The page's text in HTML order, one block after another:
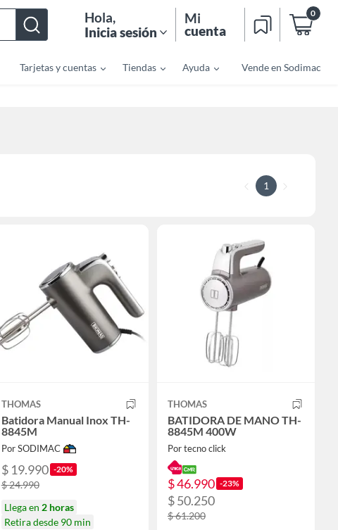
Hola,
Inicia sesión
Mi
cuenta
0
Tarjetas y cuentas Tiendas Ayuda Vende en Sodimac
1
THOMAS
Batidora Manual Inox TH-
8845M
Por SODIMAC
$ 19.990 -20%
$ 24.990
Llega en 2 horas
Retira desde 90 min
THOMAS
BATIDORA DE MANO TH-
8845M 400W
Por tecno click
$ 46.990 -23%
$ 50.250
$ 61.200